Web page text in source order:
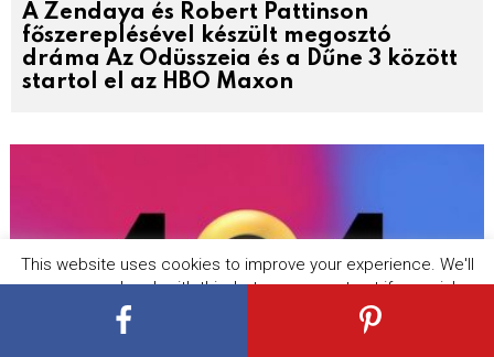
A Zendaya és Robert Pattinson
főszereplésével készült megosztó
dráma Az Odüsszeia és a Dűne 3 között
startol el az HBO Maxon
This website uses cookies to improve your experience. We'll
assume you're ok with this, but you can opt-out if you wish.